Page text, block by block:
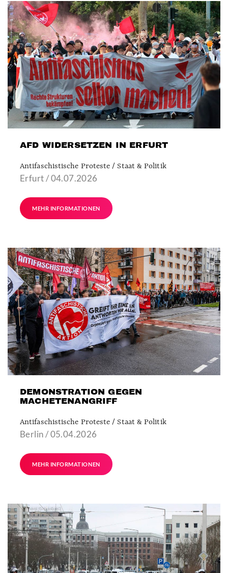
AFD WIDERSETZEN IN ERFURT
Antifaschistische Proteste / Staat & Politik
Erfurt / 04.07.2026
MEHR INFORMATIONEN
DEMONSTRATION GEGEN
MACHETENANGRIFF
Antifaschistische Proteste / Staat & Politik
Berlin / 05.04.2026
MEHR INFORMATIONEN